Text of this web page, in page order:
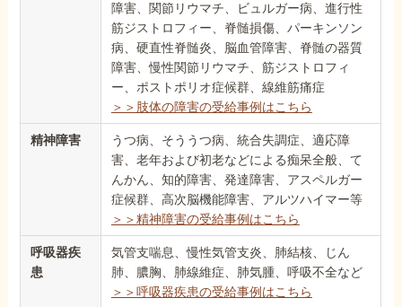
障害、関節リウマチ、ビュルガー病、進行性
筋ジストロフィー、脊髄損傷、パーキンソン
病、硬直性脊髄炎、脳血管障害、脊髄の器質
障害、慢性関節リウマチ、筋ジストロフィ
ー、ポストポリオ症候群、線維筋痛症
＞＞肢体の障害の受給事例はこちら
精神障害
うつ病、そううつ病、統合失調症、適応障
害、老年および初老などによる痴呆全般、て
んかん、知的障害、発達障害、アスペルガー
症候群、高次脳機能障害、アルツハイマー等
＞＞精神障害の受給事例はこちら
呼吸器疾
患
気管支喘息、慢性気管支炎、肺結核、じん
肺、膿胸、肺線維症、肺気腫、呼吸不全など
＞＞呼吸器疾患の受給事例はこちら